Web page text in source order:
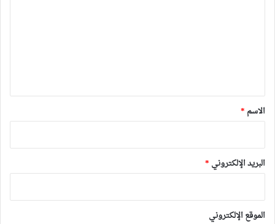
*
الاسم *
البريد الإلكتروني *
الموقع الإلكتروني